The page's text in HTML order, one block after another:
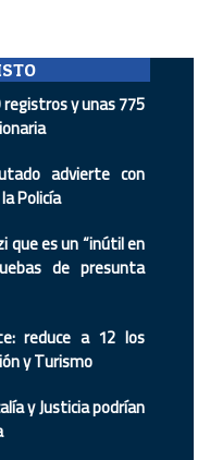
y unas 775
advierte con
Policía
que es un “inútil en
de presunta
reduce a 12 los
y Turismo
y Justicia podrían